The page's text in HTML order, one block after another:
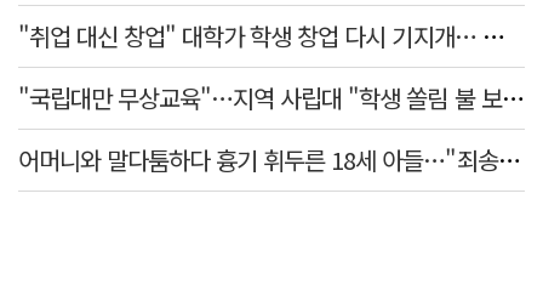
"취업 대신 창업" 대학가 학생 창업 다시 기지개… 창업자·기업·매출 동반 성장
"국립대만 무상교육"…지역 사립대 "학생 쏠림 불 보듯"
어머니와 말다툼하다 흉기 휘두른 18세 아들…"죄송하지 않나" 묻자 침묵